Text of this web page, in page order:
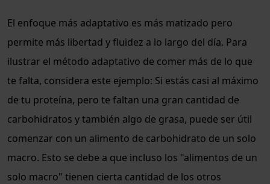
El enfoque más adaptativo es más matizado pero
permite más libertad y fluidez a lo largo del día. Para
ilustrar el método adaptativo de comer más de lo que
te falta, considera este ejemplo: Si estás casi al máximo
de tu proteína, pero te faltan una gran cantidad de
carbohidratos y también algo de grasa, puede ser útil
comenzar con un alimento de carbohidrato de un solo
macro. Esto se debe a que incluso los "alimentos de un
solo macro" tienen cierta cantidad de los otros